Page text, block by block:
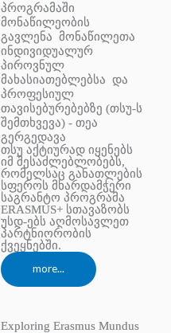
პროგრამაში
მონაწილეობის
გავლენა მონაწილეთა
ინდივიდუალურ
პიროვნულ
მახასიათებლებსა და
პროფესიულ
თავისებურებებზე (თსუ-ს
შემთხვევა) - თეა
გერგედავა
თსუ აქტიურად იყენებს
იმ შესაძლებლობებს,
რომელსაც განათლების
სფეროს მხარდამჭერი
საგრანტო პროგრამა
ERASMUS+ სთავაზობს
უსდ-ებს აღმოსავლეთ
პარტნიორობის
ქვეყნებში.
more...
Exploring Erasmus Mundus